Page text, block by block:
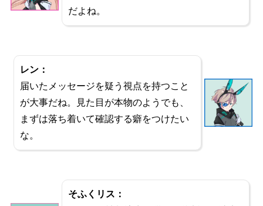
だよね。
レン：
届いたメッセージを疑う視点を持つこと
が大事だね。見た目が本物のようでも、
まずは落ち着いて確認する癖をつけたい
な。
そふくリス：